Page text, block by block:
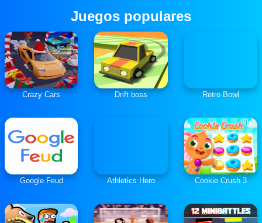
Juegos populares
Crazy Cars Drift boss Retro Bowl
Google Feud Athletics Hero Cookie Crush 3